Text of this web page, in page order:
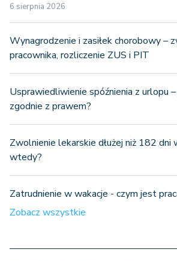
6 sierpnia 2026
Wynagrodzenie i zasiłek chorobowy –
pracownika, rozliczenie ZUS i PIT
Usprawiedliwienie spóźnienia z urlopu
zgodnie z prawem?
Zwolnienie lekarskie dłużej niż 182 dni
wtedy?
Zatrudnienie w wakacje - czym jest
Zobacz wszystkie